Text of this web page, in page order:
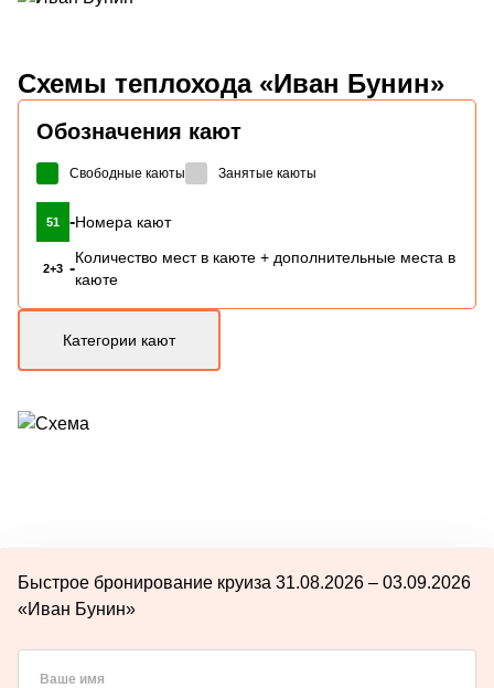
Схемы теплохода «Иван Бунин»
Обозначения кают
Свободные каюты Занятые каюты
51 -Номера кают
2+3 -
Количество мест в каюте + дополнительные места в
каюте
Категории кают
Быстрое бронирование круиза 31.08.2026 – 03.09.2026
«Иван Бунин»
Ваше имя